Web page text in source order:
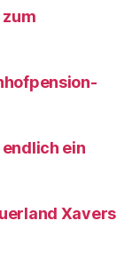
zum
ein
Xavers